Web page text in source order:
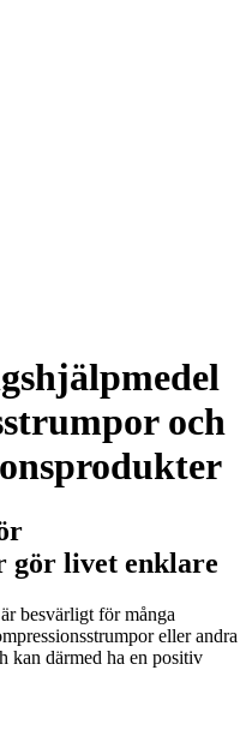
och
gör livet enklare
besvärligt för många
eller andra
kan därmed ha en positiv